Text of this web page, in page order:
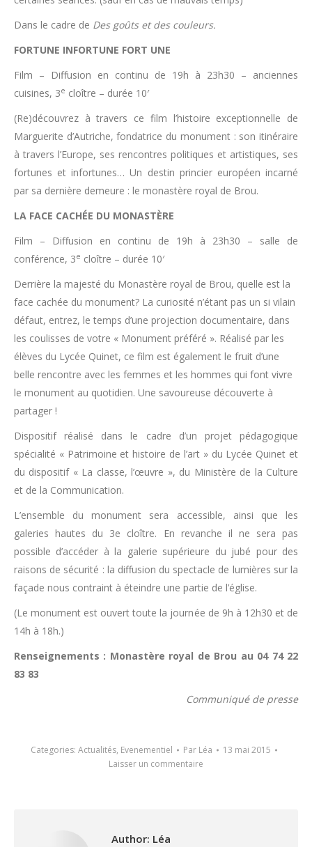
Dans le cadre de Des goûts et des couleurs.
FORTUNE INFORTUNE FORT UNE
Film – Diffusion en continu de 19h à 23h30 – anciennes
cuisines, 3e cloître – durée 10′
(Re)découvrez à travers ce film l’histoire exceptionnelle de
Marguerite d’Autriche, fondatrice du monument : son itinéraire
à travers l’Europe, ses rencontres politiques et artistiques, ses
fortunes et infortunes… Un destin princier européen incarné
par sa dernière demeure : le monastère royal de Brou.
LA FACE CACHÉE DU MONASTÈRE
Film – Diffusion en continu de 19h à 23h30 – salle de
conférence, 3e cloître – durée 10′
Derrière la majesté du Monastère royal de Brou, quelle est la
face cachée du monument? La curiosité n’étant pas un si vilain
défaut, entrez, le temps d’une projection documentaire, dans
les coulisses de votre « Monument préféré ». Réalisé par les
élèves du Lycée Quinet, ce film est également le fruit d’une
belle rencontre avec les femmes et les hommes qui font vivre
le monument au quotidien. Une savoureuse découverte à
partager !
Dispositif réalisé dans le cadre d’un projet pédagogique
spécialité « Patrimoine et histoire de l’art » du Lycée Quinet et
du dispositif « La classe, l’œuvre », du Ministère de la Culture
et de la Communication.
L’ensemble du monument sera accessible, ainsi que les
galeries hautes du 3e cloître. En revanche il ne sera pas
possible d’accéder à la galerie supérieure du jubé pour des
raisons de sécurité : la diffusion du spectacle de lumières sur la
façade nous contraint à éteindre une partie de l’église.
(Le monument est ouvert toute la journée de 9h à 12h30 et de
14h à 18h.)
Renseignements : Monastère royal de Brou au 04 74 22
83 83
Communiqué de presse
Categories: Actualités, Evenementiel Par Léa
13 mai 2015
Laisser un commentaire
Author: Léa